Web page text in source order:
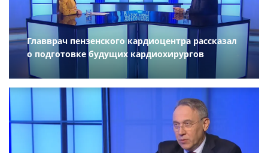
Главврач пензенского кардиоцентра рассказал
о подготовке будущих кардиохирургов